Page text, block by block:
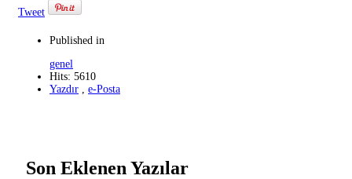
Tweet
Published in
genel
Hits: 5610
Yazdır
e-Posta
Son Eklenen Yazılar